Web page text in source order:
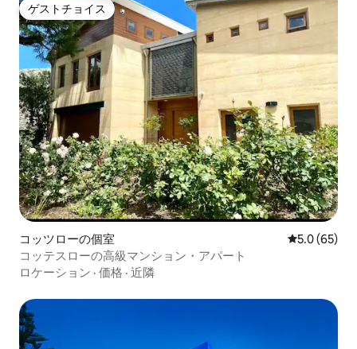
ゲストチョイス
ゲストチョイス
コッツローの個室 レビュー65
5.0 (65)
コッテスローの高級マンション・アパート
ロケーション · 価格 · 近隣